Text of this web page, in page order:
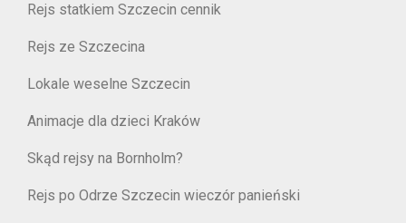
Rejs statkiem Szczecin cennik
Rejs ze Szczecina
Lokale weselne Szczecin
Animacje dla dzieci Kraków
Skąd rejsy na Bornholm?
Rejs po Odrze Szczecin wieczór panieński